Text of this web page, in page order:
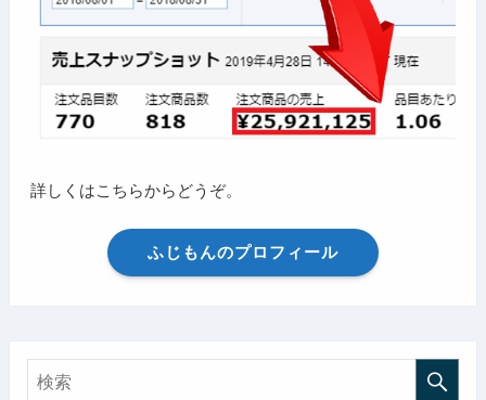
詳しくはこちらからどうぞ。
ふじもんのプロフィール